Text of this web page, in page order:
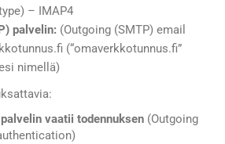
– IMAP4
palvelin: (Outgoing (SMTP) email
(“omaverkkotunnus.fi”
nimellä)
vaatii todennuksen (Outgoing